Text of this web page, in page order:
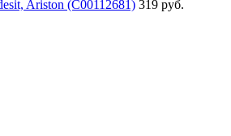
Ariston (C00112681) 319 руб.